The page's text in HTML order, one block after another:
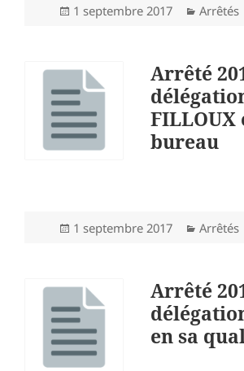
Publié
1 septembre 2017 Arrêtés
Arrêté
bureau
Publié
1 septembre 2017 Arrêtés
Arrêté
en sa